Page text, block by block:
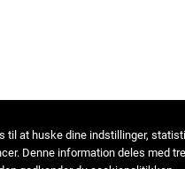
til at huske dine indstillinger,
Denne information deles med